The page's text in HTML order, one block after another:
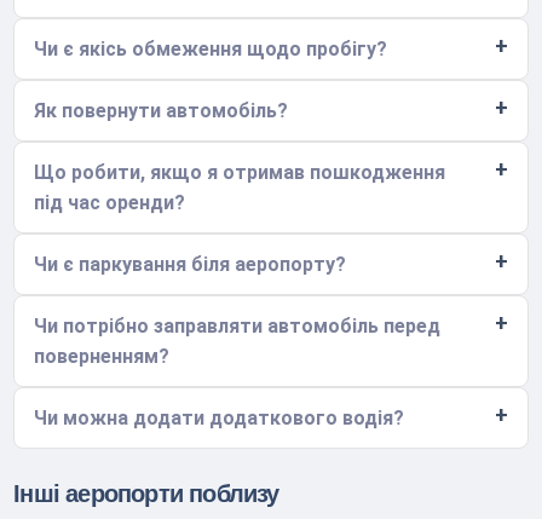
Чи є якісь обмеження щодо пробігу?
Як повернути автомобіль?
Що робити, якщо я отримав пошкодження
під час оренди?
Чи є паркування біля аеропорту?
Чи потрібно заправляти автомобіль перед
поверненням?
Чи можна додати додаткового водія?
Інші аеропорти поблизу